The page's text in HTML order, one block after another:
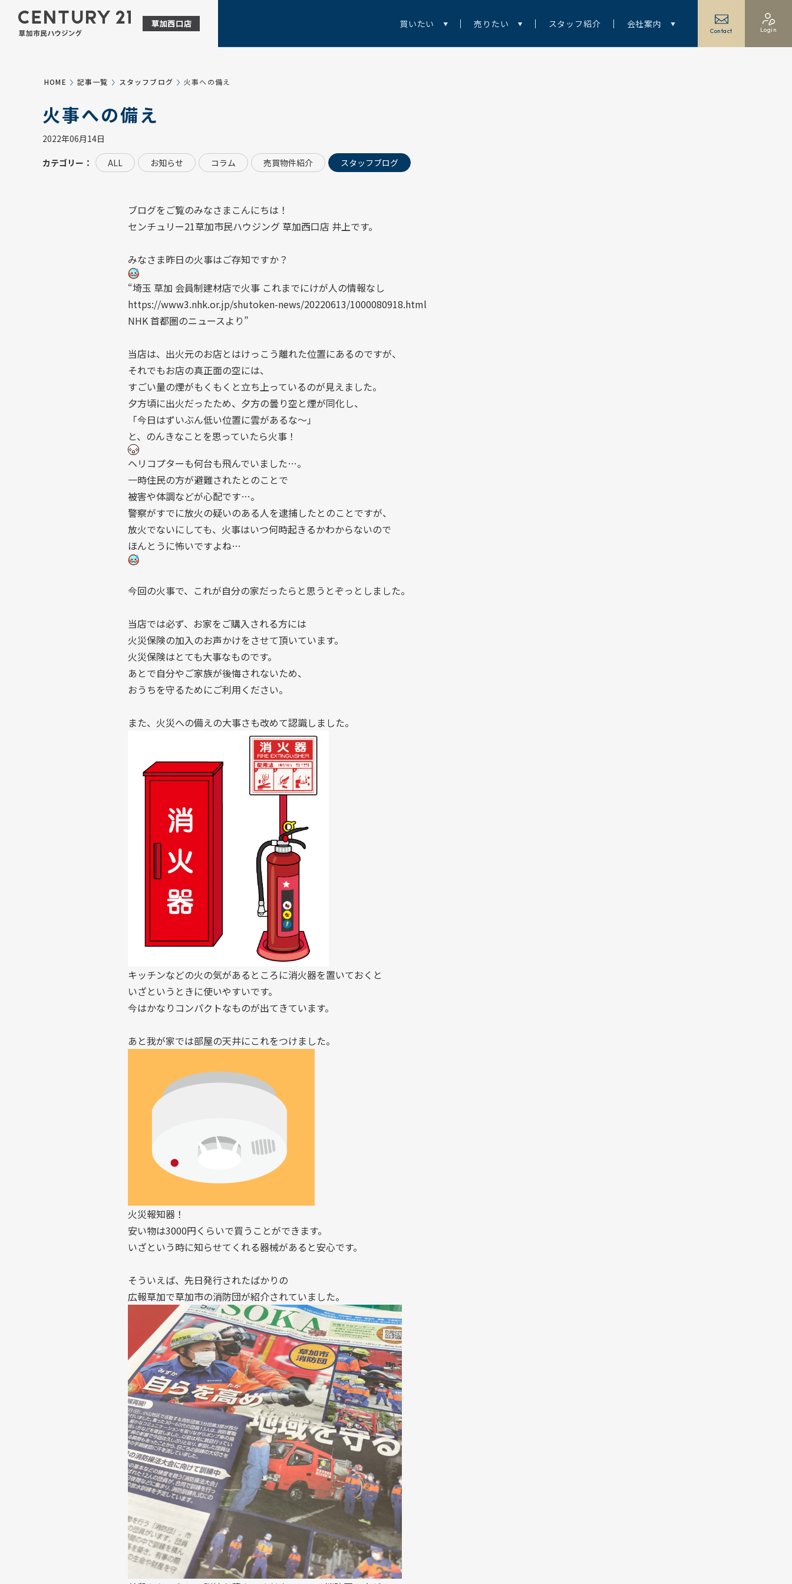
買いたい 売りたい スタッフ紹介 会社案内
Contact Login
HOME 記事一覧 スタッフブログ 火事への備え
火事への備え
2022年06月14日
カテゴリー： ALL お知らせ コラム 売買物件紹介 スタッフブログ
ブログをご覧のみなさまこんにちは！
センチュリー21草加市民ハウジング 草加西口店 井上です。
みなさま昨日の火事はご存知ですか？
“埼玉 草加 会員制建材店で火事 これまでにけが人の情報なし
https://www3.nhk.or.jp/shutoken-news/20220613/1000080918.html
NHK 首都圏のニュースより”
当店は、出火元のお店とはけっこう離れた位置にあるのですが、
それでもお店の真正面の空には、
すごい量の煙がもくもくと立ち上っているのが見えました。
夕方頃に出火だったため、夕方の曇り空と煙が同化し、
「今日はずいぶん低い位置に雲があるな～」
と、のんきなことを思っていたら火事！
ヘリコプターも何台も飛んでいました…。
一時住民の方が避難されたとのことで
被害や体調などが心配です…。
警察がすでに放火の疑いのある人を逮捕したとのことですが、
放火でないにしても、火事はいつ何時起きるかわからないので
ほんとうに怖いですよね…
今回の火事で、これが自分の家だったらと思うとぞっとしました。
当店では必ず、お家をご購入される方には
火災保険の加入のお声かけをさせて頂いています。
火災保険はとても大事なものです。
あとで自分やご家族が後悔されないため、
おうちを守るためにご利用ください。
また、火災への備えの大事さも改めて認識しました。
キッチンなどの火の気があるところに消火器を置いておくと
いざというときに使いやすいです。
今はかなりコンパクトなものが出てきています。
あと我が家では部屋の天井にこれをつけました。
火災報知器！
安い物は3000円くらいで買うことができます。
いざという時に知らせてくれる器械があると安心です。
そういえば、先日発行されたばかりの
広報草加で草加市の消防団が紹介されていました。